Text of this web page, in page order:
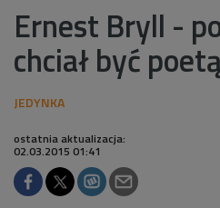
Ernest Bryll -
chciał być
ostatnia aktualizacja:
02.03.2015 01:41